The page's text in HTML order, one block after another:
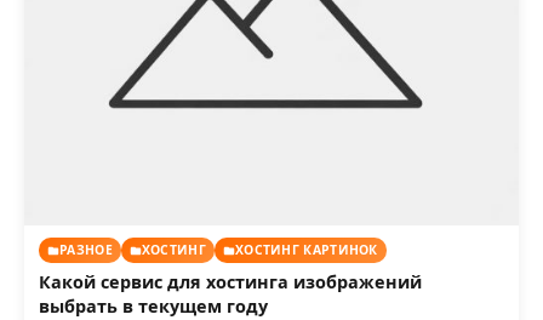
РАЗНОЕ ХОСТИНГ ХОСТИНГ КАРТИНОК
Какой сервис для хостинга изображений
выбрать в текущем году